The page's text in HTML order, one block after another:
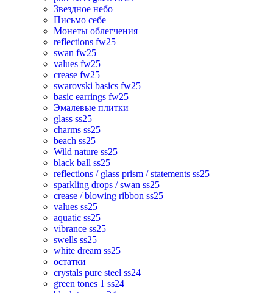
Звездное небо
Письмо себе
Монеты облегчения
reflections fw25
swan fw25
values fw25
crease fw25
swarovski basics fw25
basic earrings fw25
Эмалевые плитки
glass ss25
charms ss25
beach ss25
Wild nature ss25
black ball ss25
reflections / glass prism / statements ss25
sparkling drops / swan ss25
crease / blowing ribbon ss25
values ss25
aquatic ss25
vibrance ss25
swells ss25
white dream ss25
остатки
crystals pure steel ss24
green tones 1 ss24